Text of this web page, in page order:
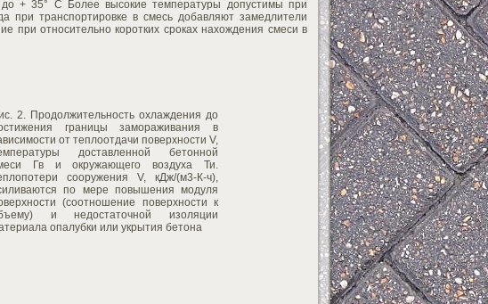
до + 35° С Более высокие температуры допустимы при
при транспортировке в смесь добавляют замедлители
при относительно коротких сроках нахождения смеси в
2. Продолжительность охлаждения до
границы замораживания в
от теплоотдачи поверхности V,
доставленной бетонной
Гв и окружающего воздуха Ти.
сооружения V, кДж/(м3-К-ч),
по мере повышения модуля
(соотношение поверхности к
и недостаточной изоляции
опалубки или укрытия бетона